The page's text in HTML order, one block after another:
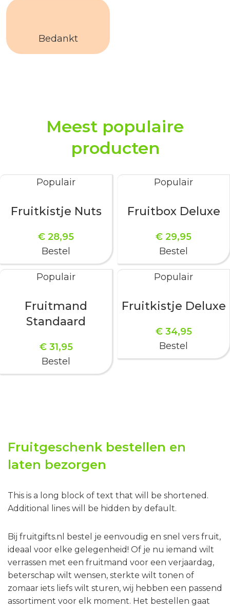
Bedankt
Meest populaire
producten
Populair
Fruitkistje Nuts
€ 28,95
Bestel
Populair
Fruitbox Deluxe
€ 29,95
Bestel
Populair
Fruitmand
Standaard
€31,95
Bestel
Populair
Fruitkistje Deluxe
€34,95
Bestel
Fruitgeschenk bestellen en
laten bezorgen
This is a long block of text that will be shortened.
Additional lines will be hidden by default.
Bij fruitgifts.nl bestel je eenvoudig en snel vers fruit,
ideaal voor elke gelegenheid! Of je nu iemand wilt
verrassen met een fruitmand voor een verjaardag,
beterschap wilt wensen, sterkte wilt tonen of
zomaar iets liefs wilt sturen, wij hebben een passend
assortiment voor elk moment. Het bestellen gaat